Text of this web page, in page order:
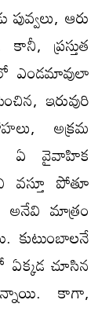
ఆరు
ప్రస్తుత
ఎండమావులా
ఇరువురి
అక్రమ
ఏ వైవాహిక
పోతూ
మాత్రం
కుటుంబాలనే
ఏక్కడ చూసిన
కాగా,